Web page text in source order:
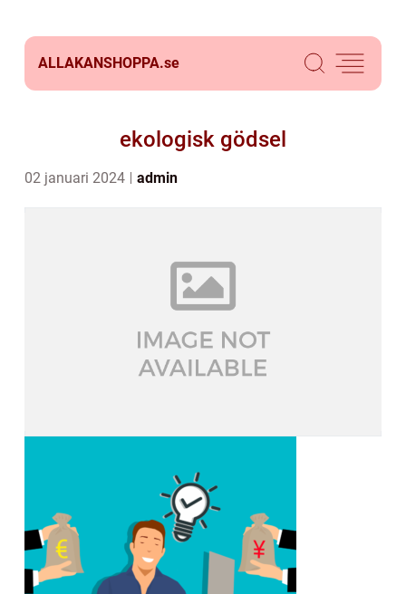
ALLAKANSHOPPA.se
ekologisk gödsel
02 januari 2024 admin